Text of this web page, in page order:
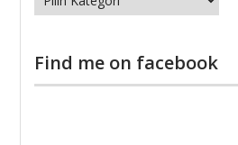
Find me on facebook